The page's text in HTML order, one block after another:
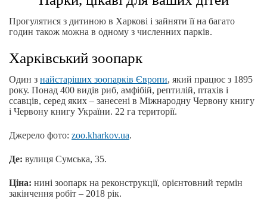
Прогулятися з дитиною в Харкові і зайняти її на багато
годин також можна в одному з численних парків.
Харківський зоопарк
Один з найстаріших зоопарків Європи, який працює з 1895
року. Понад 400 видів риб, амфібій, рептилій, птахів і
ссавців, серед яких – занесені в Міжнародну Червону книгу
і Червону книгу України. 22 га території.
Джерело фото: zoo.kharkov.ua.
Де: вулиця Сумська, 35.
Ціна: нині зоопарк на реконструкції, орієнтовний термін
закінчення робіт – 2018 рік.